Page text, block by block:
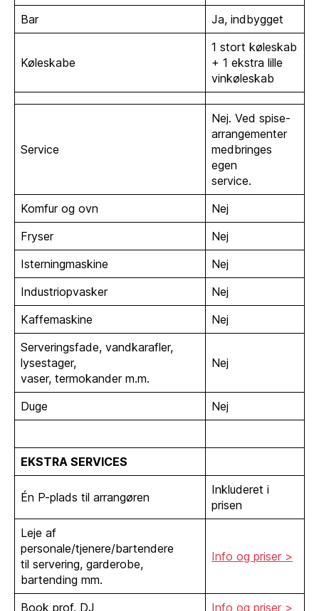
Bar
Ja, indbygget
Køleskabe
1 stort køleskab
+ 1 ekstra lille
vinkøleskab
Service
Nej. Ved spise-
arrangementer
medbringes
egen
service.
Komfur og ovn
Nej
Fryser
Nej
Isterningmaskine
Nej
Industriopvasker
Nej
Kaffemaskine
Nej
Serveringsfade, vandkarafler,
lysestager,
vaser, termokander m.m.
Nej
Duge Nej
EKSTRA SERVICES
Én P-plads til arrangøren
Inkluderet i
prisen
Leje af
personale/tjenere/bartendere
til servering, garderobe,
bartending mm.
Info og priser >
Book prof. DJ Info og priser >